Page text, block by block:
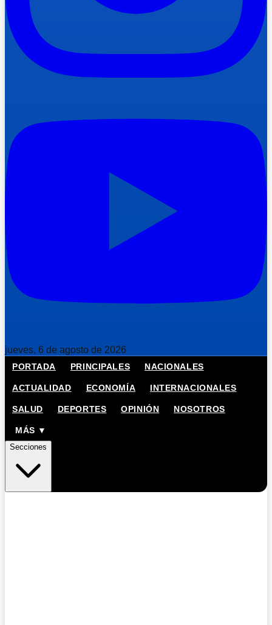
jueves, 6 de agosto de 2026
PORTADA PRINCIPALES NACIONALES
ACTUALIDAD ECONOMÍA INTERNACIONALES
SALUD DEPORTES OPINIÓN NOSOTROS
MÁS ▼
Secciones